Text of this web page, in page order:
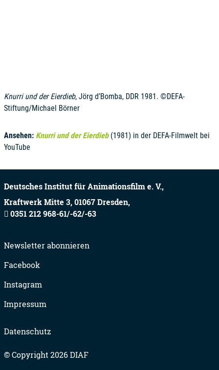
Knurri und der Eierdieb, Jörg d’Bomba, DDR 1981. ©DEFA-
Stiftung/Michael Börner
Ansehen: Knurri und der Eierdieb(1981) in der DEFA-Filmwelt bei
YouTube
Deutsches Institut für Animationsfilm e. V.,
Kraftwerk Mitte 3,01067Dresden,
0351 212 968-61/-62/-63
Newsletter abonnieren
Facebook
Instagram
Impressum
Datenschutz
© Copyright 2026 DIAF